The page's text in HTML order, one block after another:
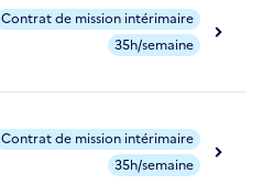
Contrat de mission intérimaire
35h/semaine
Contrat de mission intérimaire
35h/semaine